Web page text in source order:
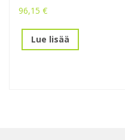
96,15 €
Lue lisää